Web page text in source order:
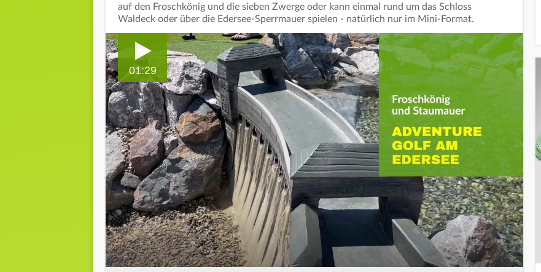
auf den Froschkönig und die sieben Zwerge oder kann einmal rund um das Schloss
Waldeck oder über die Edersee-Sperrmauer spielen - natürlich nur im Mini-Format.
01:29